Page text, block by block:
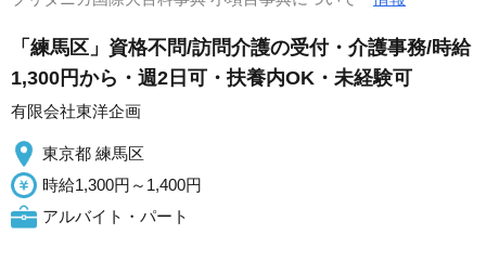
「練馬区」資格不問/訪問介護の受付・介護事務/時給
1,300円から・週2日可・扶養内OK・未経験可
有限会社東洋企画
東京都 練馬区
時給1,300円～1,400円
アルバイト・パート